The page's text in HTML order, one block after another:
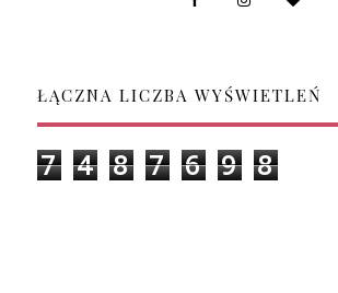
ŁĄCZNA LICZBA WYŚWIETLEŃ
7 4 8 7 6 9 8